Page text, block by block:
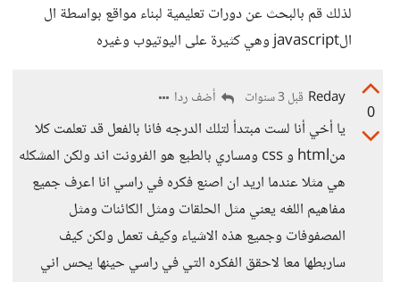
لذلك قم بالبحث عن دورات تعليمية لبناء مواقع بواسطة ال
الjavascript وهي كثيرة على اليوتيوب وغيره
0
Reday قبل 3 سنوات أضف ردا
يا أخي أنا لست مبتدأ لتلك الدرجه فانا بالفعل قد تعلمت كلا
منhtml و css ومساري بالطبع هو الفرونت اند ولكن المشكله
هي مثلا عندما اريد ان اصنع فكره في راسي انا اعرف جميع
مفاهيم اللغه يعني مثل الحلقات ومثل الكائنات ومثل
المصفوفات وجميع هذه الاشياء وكيف تعمل ولكن كيف
ساربطها معا لاحقق الفكره التي في راسي حينها يحس اني